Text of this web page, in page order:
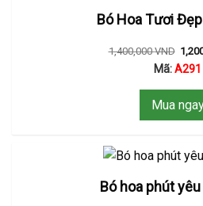
Bó Hoa Tươi
1,400,000VND
Mã:A291
Mua
Bó hoa phút